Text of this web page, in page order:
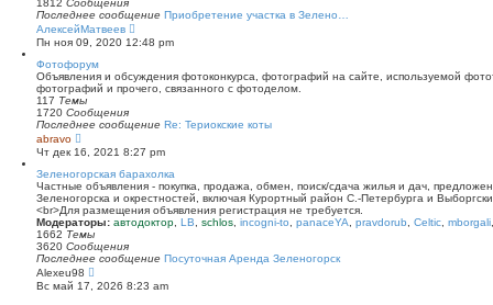
с
о
б
е
н
и
п
о
с
л
е
д
н
е
м
у
с
о
о
щ
е
н
и
ю
Последнее сообщение Приобретение участка в Зелено…
АлексейМатвеев
е
р
й
т
п
с
л
е
д
н
е
м
у
о
щ
Пн ноя 09, 2020 12:48 pm
Фотофорум
Объявления и обсуждения фотоконкурса, фотографий на сайте, используемой
фотографий и прочего, связанного с фотоделом.
117 Темы
1720 Сообщения
Последнее сообщение Re: Териокские коты
abravo
е
р
е
й
т
и
к
п
о
с
л
е
д
Чт дек 16, 2021 8:27 pm
Зеленогорская барахолка
Частные объявления - покупка, продажа, обмен, поиск/сдача жилья и дач,
Зеленогорска и окрестностей, включая Курортный район С.-Петербурга и
<br>Для размещения объявления регистрация не требуется.
Модераторы: автодоктор LB schlos incogni-to panaceYA pravdorub Celtic mborgali
1662 Темы
3620 Сообщения
Последнее сообщение Посуточная Аренда Зеленогорск
Alexeu98
е
р
Вс май 17, 2026 8:23 am